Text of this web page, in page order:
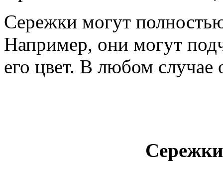
Сережки могут
Например, они могут
его цвет. В любом случае